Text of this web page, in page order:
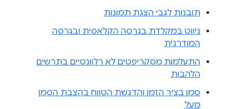
תובנות לגבי הצגת תמונות
ניווט במקלדת בגרסה הקלאסית ובגרסה
המודרנית
התעלמות מסקריפטים לא רלוונטיים בתרשים
הלהבות
סמן בציר הזמן והדגשת הטווח בהצבת הסמן
מעל